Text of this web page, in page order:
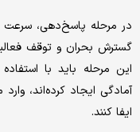
در مرحله پاسخ‌دهی، سرعت
گسترش بحران و توقف
این مرحله باید با
آمادگی ایجاد کرده‌اند،
ایفا کنند.